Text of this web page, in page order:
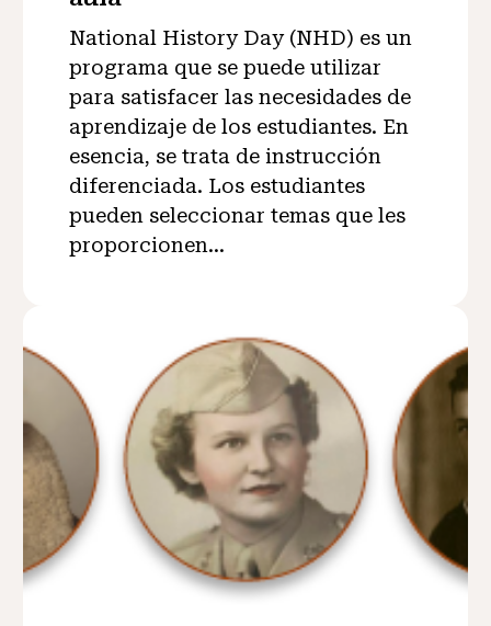
National History Day (NHD) es un
programa que se puede utilizar
para satisfacer las necesidades de
aprendizaje de los estudiantes. En
esencia, se trata de instrucción
diferenciada. Los estudiantes
pueden seleccionar temas que les
proporcionen...